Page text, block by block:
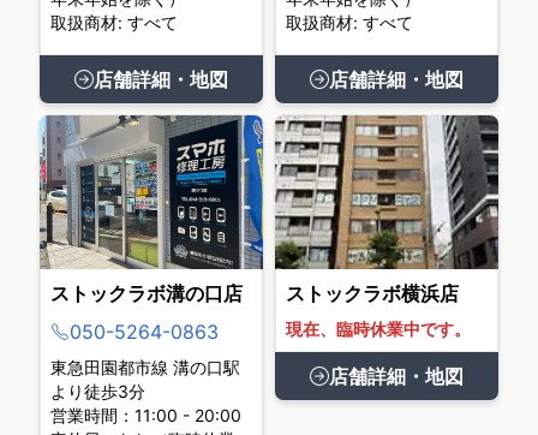
取扱商材: すべて
店舗詳細・地図
取扱商材: すべて
店舗詳細・地図
ストックラボ溝の口店
050-5264-0863
東急田園都市線 溝の口駅
より徒歩3分
営業時間：11:00 - 20:00
ストックラボ横浜店
現在、臨時休業中です。
店舗詳細・地図